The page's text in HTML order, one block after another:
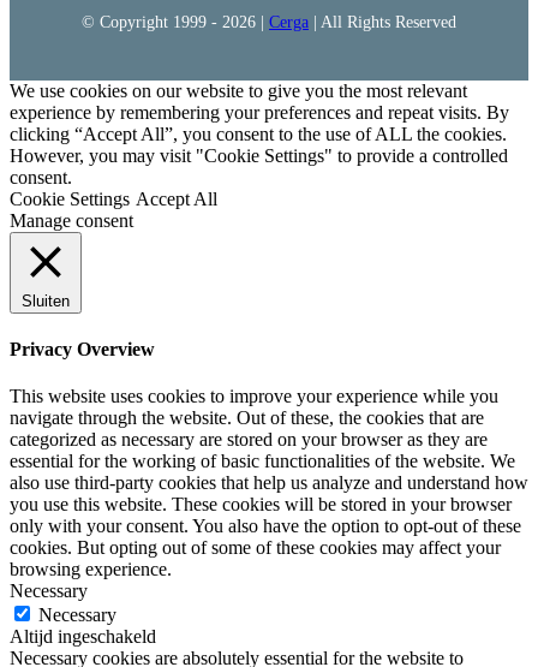
© Copyright 1999 - 2026 | Cerga | All Rights Reserved
We use cookies on our website to give you the most relevant
experience by remembering your preferences and repeat visits. By
clicking “Accept All”, you consent to the use of ALL the cookies.
However, you may visit "Cookie Settings" to provide a controlled
consent.
Cookie Settings Accept All
Manage consent
Sluiten
Privacy Overview
This website uses cookies to improve your experience while you
navigate through the website. Out of these, the cookies that are
categorized as necessary are stored on your browser as they are
essential for the working of basic functionalities of the website. We
also use third-party cookies that help us analyze and understand how
you use this website. These cookies will be stored in your browser
only with your consent. You also have the option to opt-out of these
cookies. But opting out of some of these cookies may affect your
browsing experience.
Necessary
Necessary
Altijd ingeschakeld
Necessary cookies are absolutely essential for the website to